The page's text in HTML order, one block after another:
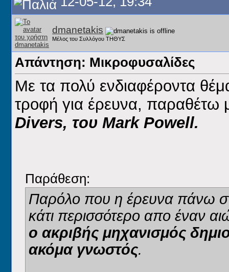
dmanetakis
Μέλος του Συλλόγου ΤΗΘΥΣ
Απάντηση: Μικροφυσαλίδες
Με τα πολύ ενδιαφέροντα
τροφή για έρευνα, παραθέτω
Divers, του Mark Powell.
Παράθεση:
Παρόλο που η έρευνα πάνω
κάτι περισσότερο απο έναν
ο ακριβής μηχανισμός
ακόμα γνωστός.